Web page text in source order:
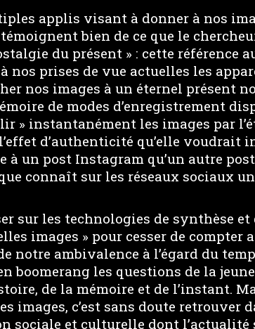
applis visant à donner à nos
bien de ce que le
du présent » : cette référence
nos prises de vue actuelles les
nos images à un éternel présent
de modes d’enregistrement
» instantanément les images par
d’authenticité qu’elle voudrait
à un post Instagram qu’un autre
connaît sur les réseaux sociaux
sur les technologies de synthèse et
images » pour cesser de compter
notre ambivalence à l’égard du
boomerang les questions de la
de la mémoire et de l’instant.
images, c’est sans doute retrouver
sociale et culturelle dont l’actualité